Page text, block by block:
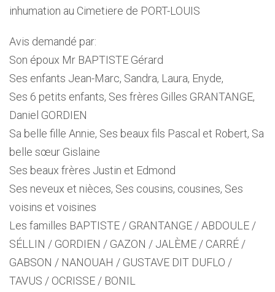
inhumation au Cimetiere de PORT-LOUIS
Avis demandé par:
Son époux Mr BAPTISTE Gérard
Ses enfants Jean-Marc, Sandra, Laura, Enyde,
Ses 6 petits enfants, Ses frères Gilles GRANTANGE,
Daniel GORDIEN
Sa belle fille Annie, Ses beaux fils Pascal et Robert, Sa
belle sœur Gislaine
Ses beaux frères Justin et Edmond
Ses neveux et nièces, Ses cousins, cousines, Ses
voisins et voisines
Les familles BAPTISTE / GRANTANGE / ABDOULE /
SÉLLIN / GORDIEN / GAZON / JALÈME / CARRÉ /
GABSON / NANOUAH / GUSTAVE DIT DUFLO /
TAVUS / OCRISSE / BONIL